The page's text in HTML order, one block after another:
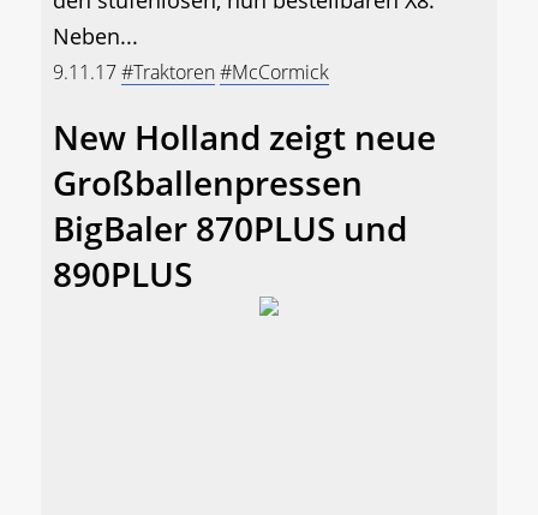
Neben...
9.11.17#Traktoren#McCormick
New Holland zeigt neue
Großballenpressen
BigBaler 870PLUS und
890PLUS